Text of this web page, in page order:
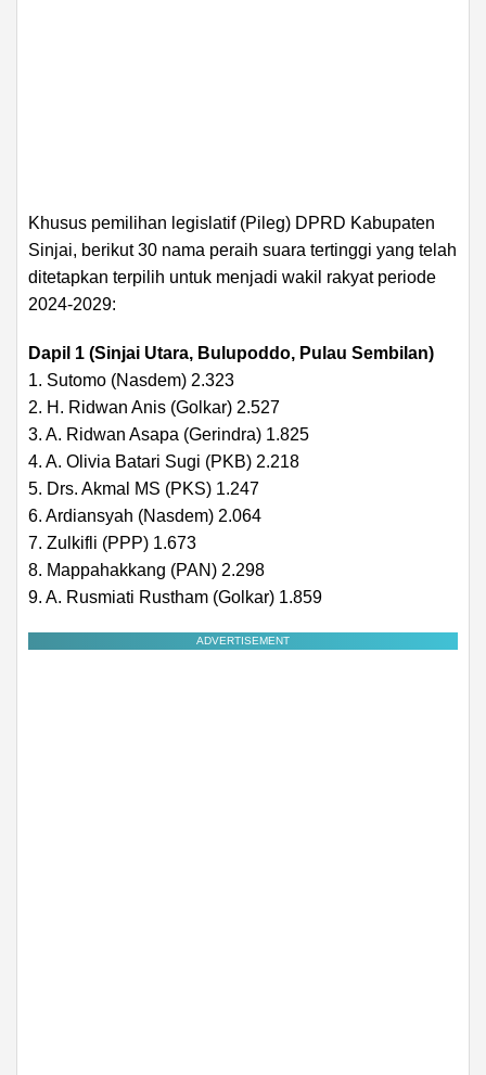
Khusus pemilihan legislatif (Pileg) DPRD Kabupaten
Sinjai, berikut 30 nama peraih suara tertinggi yang telah
ditetapkan terpilih untuk menjadi wakil rakyat periode
2024-2029:
Dapil 1 (Sinjai Utara, Bulupoddo, Pulau Sembilan)
1. Sutomo (Nasdem) 2.323
2. H. Ridwan Anis (Golkar) 2.527
3. A. Ridwan Asapa (Gerindra) 1.825
4. A. Olivia Batari Sugi (PKB) 2.218
5. Drs. Akmal MS (PKS) 1.247
6. Ardiansyah (Nasdem) 2.064
7. Zulkifli (PPP) 1.673
8. Mappahakkang (PAN) 2.298
9. A. Rusmiati Rustham (Golkar) 1.859
ADVERTISEMENT